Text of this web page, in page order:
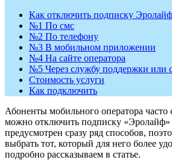
Как отключить подписку
№1 По смс
№2 По телефону
№3 В мобильном приложении
№4 На сайте оператора
№5 Через службу поддержки или
Стоимость услуги
Как подключить
Абоненты мобильного оператора
можно отключить подписку «Эролайф»
предусмотрен сразу ряд способов,
выбрать тот, который для него более
подробно рассказываем в статье.